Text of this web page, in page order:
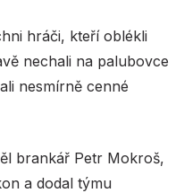
hráči, kteří oblékli
nechali na palubovce
nesmírně cenné
brankář Petr Mokroš,
a dodal týmu